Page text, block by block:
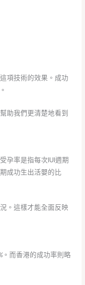
項技術的效果。成功
助我們更清楚地看到
孕率是指每次IUI週期
成功生出活嬰的比
。這樣才能全面反映
。而香港的成功率則略